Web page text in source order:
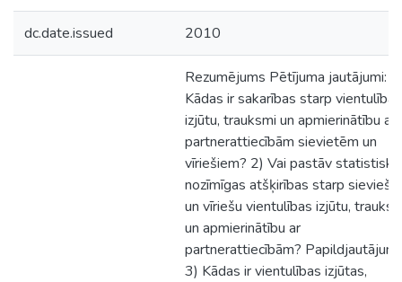
dc.date.issued 2010
Rezumējums Pētījuma jautājumi:
Kādas ir sakarības starp vientulības
izjūtu, trauksmi un apmierinātību ar
partnerattiecībām sievietēm un
vīriešiem? 2) Vai pastāv statistiski
nozīmīgas atšķirības starp sieviešu
un vīriešu vientulības izjūtu,
un apmierinātību ar
partnerattiecībām?
3) Kādas ir vientulības izjūtas,